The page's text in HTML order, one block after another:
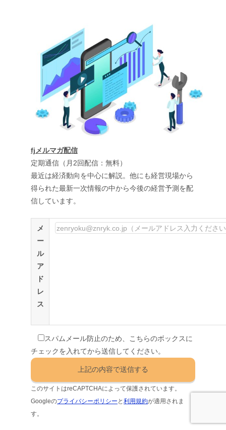
fjメルマガ配信
定期通信（月2回配信：無料）
最近は経済動向を中心に解説。他にも経営現場から
得られた最新一次情報の中から今後の経営予測を配
信しています。
メ
ー
ル
ア
ド
レ
ス
スパムメール防止のため、こちらのボックスに
チェックを入れてから送信してください。
このサイトはreCAPTCHAによって保護されています。
Googleのプライバシーポリシー と利用規約が適用されま
す。